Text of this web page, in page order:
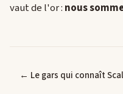
vaut de l'or : nous
← Le gars qui connaît